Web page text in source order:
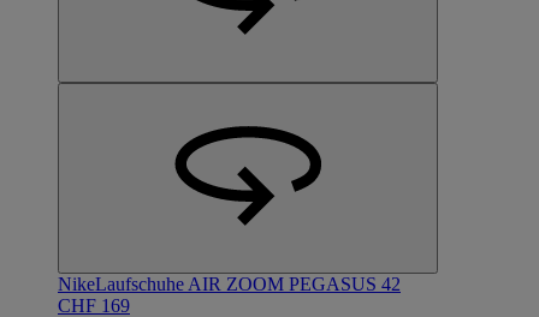
NikeLaufschuhe AIR ZOOM PEGASUS 42
CHF 169